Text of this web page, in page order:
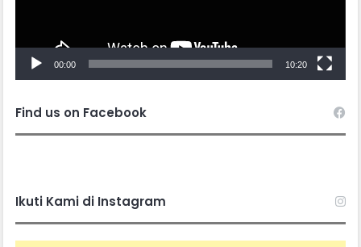
00:00 10:20
Find us on Facebook
Ikuti Kami di Instagram